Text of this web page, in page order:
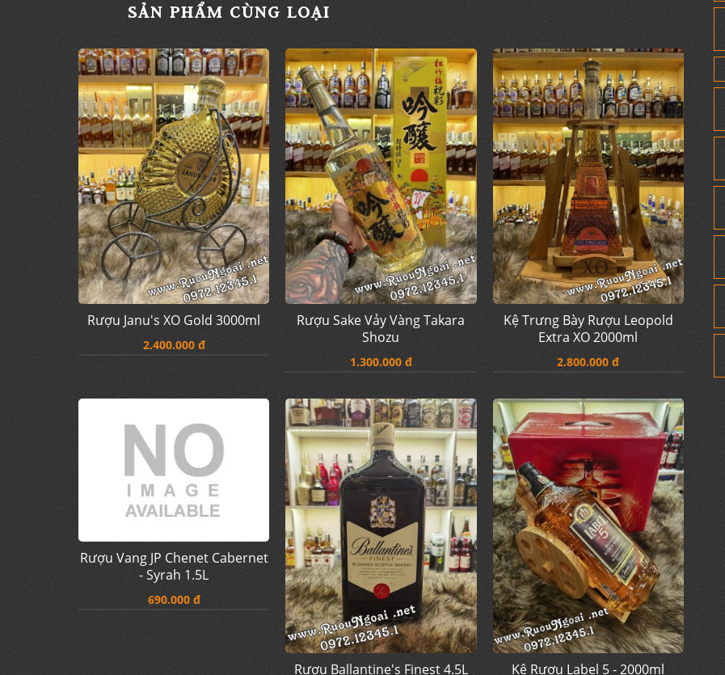
SẢN PHẨM CÙNG LOẠI
Rượu Janu's XO Gold 3000ml
2.400.000 đ
Rượu Sake Vảy Vàng Takara
Shozu
1.300.000 đ
Kệ Trưng Bày Rượu Leopold
Extra XO 2000ml
2.800.000 đ
Rượu Vang JP Chenet Cabernet
- Syrah 1.5L
690.000 đ
Rượu Ballantine's Finest 4.5L Kệ Rượu Label 5 - 2000ml